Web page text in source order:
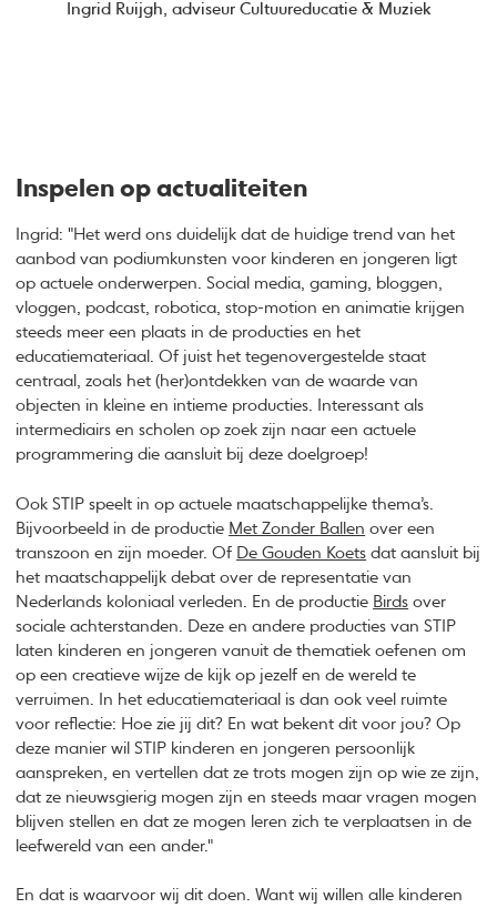
Ingrid Ruijgh, adviseur Cultuureducatie & Muziek
Inspelen op actualiteiten
Ingrid: "Het werd ons duidelijk dat de huidige trend van het
aanbod van podiumkunsten voor kinderen en jongeren ligt
op actuele onderwerpen. Social media, gaming, bloggen,
vloggen, podcast, robotica, stop-motion en animatie krijgen
steeds meer een plaats in de producties en het
educatiemateriaal. Of juist het tegenovergestelde staat
centraal, zoals het (her)ontdekken van de waarde van
objecten in kleine en intieme producties. Interessant als
intermediairs en scholen op zoek zijn naar een actuele
programmering die aansluit bij deze doelgroep!
Ook STIP speelt in op actuele maatschappelijke thema’s.
Bijvoorbeeld in de productie Met Zonder Ballen over een
transzoon en zijn moeder. Of De Gouden Koets dat aansluit bij
het maatschappelijk debat over de representatie van
Nederlands koloniaal verleden. En de productie Birds over
sociale achterstanden. Deze en andere producties van STIP
laten kinderen en jongeren vanuit de thematiek oefenen om
op een creatieve wijze de kijk op jezelf en de wereld te
verruimen. In het educatiemateriaal is dan ook veel ruimte
voor reflectie: Hoe zie jij dit? En wat bekent dit voor jou? Op
deze manier wil STIP kinderen en jongeren persoonlijk
aanspreken, en vertellen dat ze trots mogen zijn op wie ze zijn,
dat ze nieuwsgierig mogen zijn en steeds maar vragen mogen
blijven stellen en dat ze mogen leren zich te verplaatsen in de
leefwereld van een ander."
En dat is waarvoor wij dit doen. Want wij willen alle kinderen